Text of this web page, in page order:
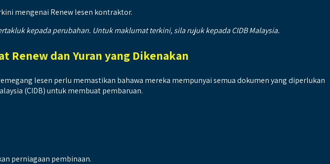
mengenai Renew lesen kontraktor.
kepada perubahan. Untuk maklumat terkini, sila rujuk kepada CIDB Malaysia.
Renew dan Yuran yang Dikenakan
lesen perlu memastikan bahawa mereka mempunyai semua dokumen yang diperlukan
(CIDB) untuk membuat pembaruan.
perniagaan pembinaan.